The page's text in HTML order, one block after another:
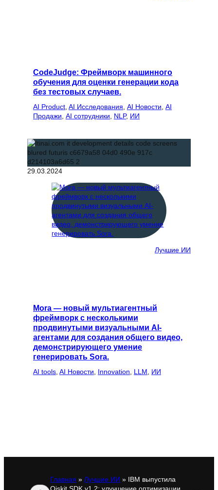
CodeJudge: Фреймворк машинного
обучения для оценки генерации кода
без тестовых случаев.
AI Product AI Исследования AI Новости AI
Продажи AI сотрудники NLP, ИИ
29.03.2024
Лучшие ИИ
Mora — новый мультиагентный
фреймворк с несколькими
продвинутыми визуальными AI-
агентами для создания общего видео,
демонстрирующего умение
генерировать Sora.
AI tools AI Новости Innovation LLM ИИ
Главная » Лучшие ИИ » IBM выпустила